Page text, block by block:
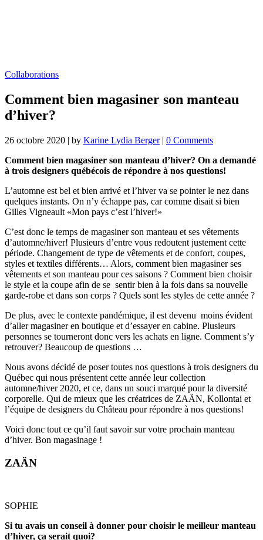
Collaborations
Comment bien magasiner son manteau
d’hiver?
26 octobre 2020 | by Karine Lydia Berger | 0 Comments
Comment bien magasiner son manteau d’hiver? On a demandé
à trois designers québécois de répondre à nos questions!
L’automne est bel et bien arrivé et l’hiver va se pointer le nez dans
quelques instants. On n’y échappe pas, car comme disait si bien
Gilles Vigneault «Mon pays c’est l’hiver!»
C’est donc le temps de magasiner son manteau et ses vêtements
d’automne/hiver! Plusieurs d’entre vous redoutent justement cette
période. Changement de type de vêtements et de confort, coupes,
styles et textiles différents… Alors, comment bien magasiner ses
vêtements et son manteau pour ces saisons ? Comment bien choisir
le style et la coupe afin de se sentir bien à la fois dans sa nouvelle
garde-robe et dans son corps ? Quels sont les styles de cette année ?
De plus, avec le contexte pandémique, il est devenu moins évident
d’aller magasiner en boutique et d’essayer en cabine. Plusieurs
personnes se tourneront donc vers les achats en ligne. Comment s’y
retrouver? Beaucoup de questions …
Nous avons décidé de poser toutes nos questions à trois designers du
Québec qui nous présentent cette année leur collection
automne/hiver 2020, et ce, dans un souci marqué pour la diversité
corporelle. Qui de mieux que les créatrices de ZAÄN, Kollontai et
l’équipe de designers du Château pour répondre à nos questions!
Voici donc tout ce qu’il faut savoir sur votre prochain manteau
d’hiver. Bon magasinage !
ZAÄN
SOPHIE
Si tu avais un conseil à donner pour choisir le meilleur manteau
d’hiver, ça serait quoi?